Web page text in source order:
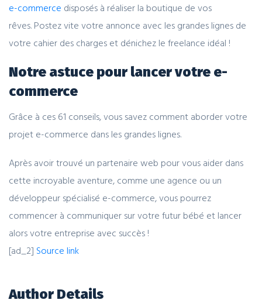
e-commerce disposés à réaliser la boutique de vos
rêves. Postez vite votre annonce avec les grandes lignes de
votre cahier des charges et dénichez le freelance idéal !
Notre astuce pour lancer votre e-
commerce
Grâce à ces 61 conseils, vous savez comment aborder votre
projet e-commerce dans les grandes lignes.
Après avoir trouvé un partenaire web pour vous aider dans
cette incroyable aventure, comme une agence ou un
développeur spécialisé e-commerce, vous pourrez
commencer à communiquer sur votre futur bébé et lancer
alors votre entreprise avec succès !
[ad_2] Source link
Author Details